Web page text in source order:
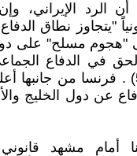
الرد الإيراني،
"يتجاوز نطاق
"هجوم مسلح" على
في الدفاع
بموجب المادة (51) . فرنسا من
عن دول الخليج
أمام مشهد قانوني